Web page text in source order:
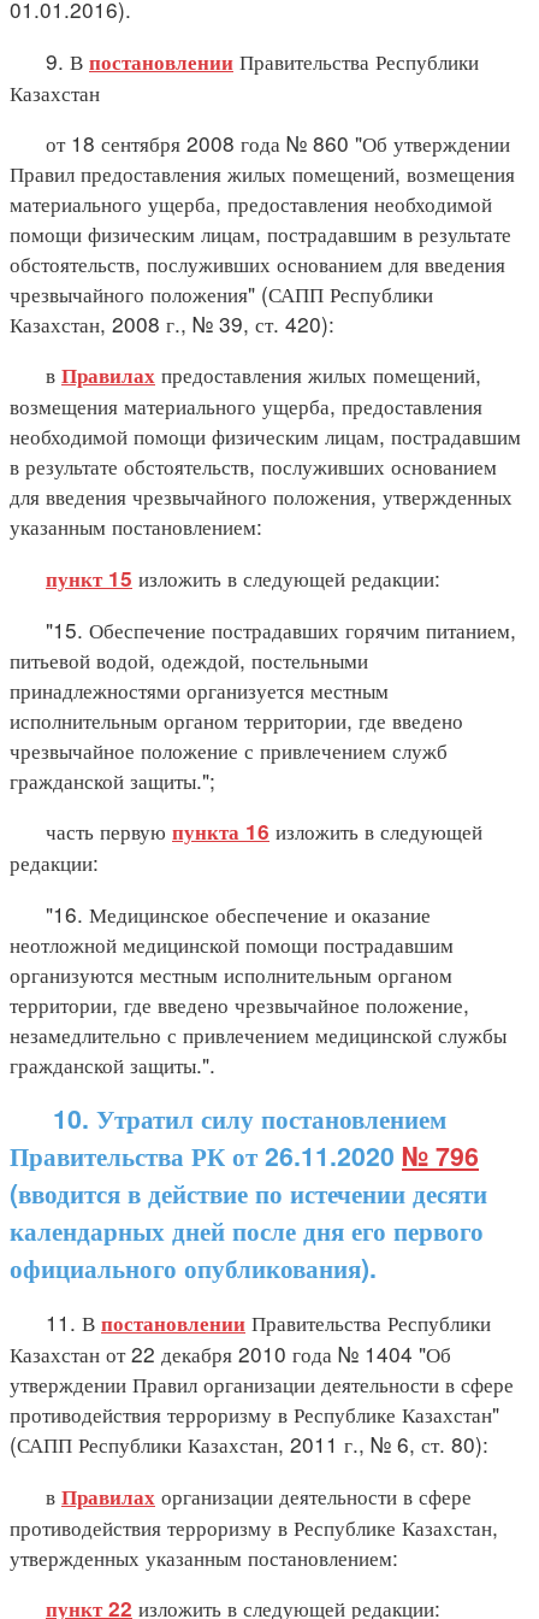
01.01.2016).
9. В постановлении Правительства Республики
Казахстан
от 18 сентября 2008 года № 860 "Об утверждении
Правил предоставления жилых помещений, возмещения
материального ущерба, предоставления необходимой
помощи физическим лицам, пострадавшим в результате
обстоятельств, послуживших основанием для введения
чрезвычайного положения" (САПП Республики
Казахстан, 2008 г., № 39, ст. 420):
в Правилах предоставления жилых помещений,
возмещения материального ущерба, предоставления
необходимой помощи физическим лицам, пострадавшим
в результате обстоятельств, послуживших основанием
для введения чрезвычайного положения, утвержденных
указанным постановлением:
пункт 15 изложить в следующей редакции:
"15. Обеспечение пострадавших горячим питанием,
питьевой водой, одеждой, постельными
принадлежностями организуется местным
исполнительным органом территории, где введено
чрезвычайное положение с привлечением служб
гражданской защиты.";
часть первую пункта 16 изложить в следующей
редакции:
"16. Медицинское обеспечение и оказание
неотложной медицинской помощи пострадавшим
организуются местным исполнительным органом
территории, где введено чрезвычайное положение,
незамедлительно с привлечением медицинской службы
гражданской защиты.".
10. Утратил силу постановлением
Правительства РК от 26.11.2020 № 796
(вводится в действие по истечении десяти
календарных дней после дня его первого
официального опубликования).
11. В постановлении Правительства Республики
Казахстан от 22 декабря 2010 года № 1404 "Об
утверждении Правил организации деятельности в сфере
противодействия терроризму в Республике Казахстан"
(САПП Республики Казахстан, 2011 г., № 6, ст. 80):
в Правилах организации деятельности в сфере
противодействия терроризму в Республике Казахстан,
утвержденных указанным постановлением:
пункт 22 изложить в следующей редакции: